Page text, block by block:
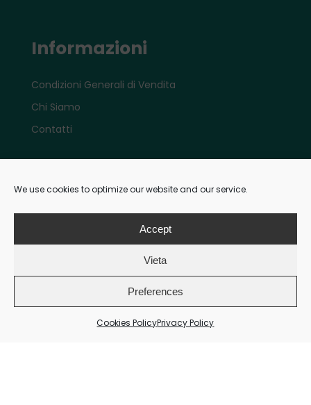
We use cookies to optimize our website and our service.
Accept
Vieta
Preferences
Cookies PolicyPrivacy Policy
Informazioni
Condizioni Generali di Vendita
Chi Siamo
Contatti
Account
Pagamenti
Metodi di pagamento: